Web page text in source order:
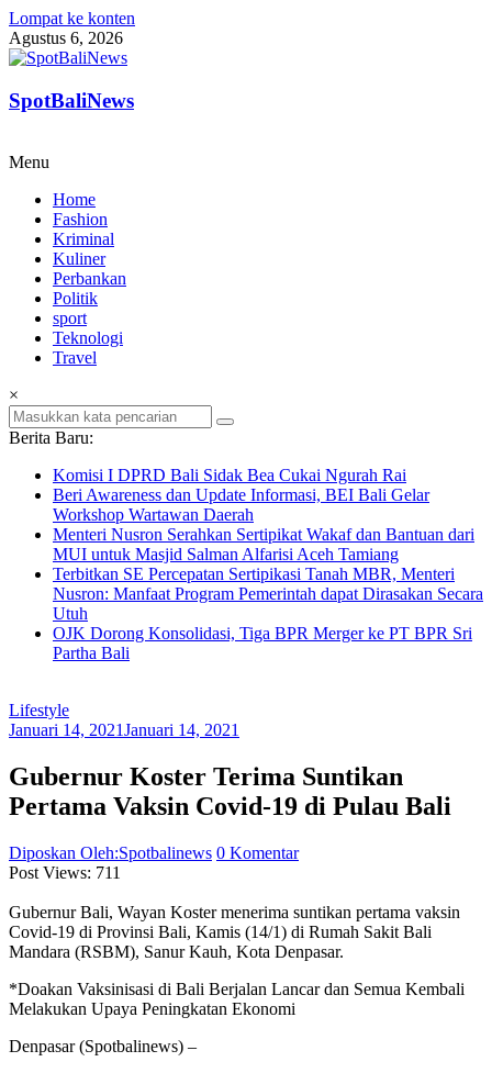
Lompat ke konten
Agustus 6, 2026
SpotBaliNews
Menu
Home
Fashion
Kriminal
Kuliner
Perbankan
Politik
sport
Teknologi
Travel
×
Berita Baru:
Komisi I DPRD Bali Sidak Bea Cukai Ngurah Rai
Beri Awareness dan Update Informasi, BEI Bali Gelar
Workshop Wartawan Daerah
Menteri Nusron Serahkan Sertipikat Wakaf dan Bantuan dari
MUI untuk Masjid Salman Alfarisi Aceh Tamiang
Terbitkan SE Percepatan Sertipikasi Tanah MBR, Menteri
Nusron: Manfaat Program Pemerintah dapat Dirasakan Secara
Utuh
OJK Dorong Konsolidasi, Tiga BPR Merger ke PT BPR Sri
Partha Bali
Lifestyle
Januari 14, 2021Januari 14, 2021
Gubernur Koster Terima Suntikan
Pertama Vaksin Covid-19 di Pulau Bali
Diposkan Oleh:Spotbalinews 0 Komentar
Post Views: 711
Gubernur Bali, Wayan Koster menerima suntikan pertama vaksin
Covid-19 di Provinsi Bali, Kamis (14/1) di Rumah Sakit Bali
Mandara (RSBM), Sanur Kauh, Kota Denpasar.
*Doakan Vaksinisasi di Bali Berjalan Lancar dan Semua Kembali
Melakukan Upaya Peningkatan Ekonomi
Denpasar (Spotbalinews) –